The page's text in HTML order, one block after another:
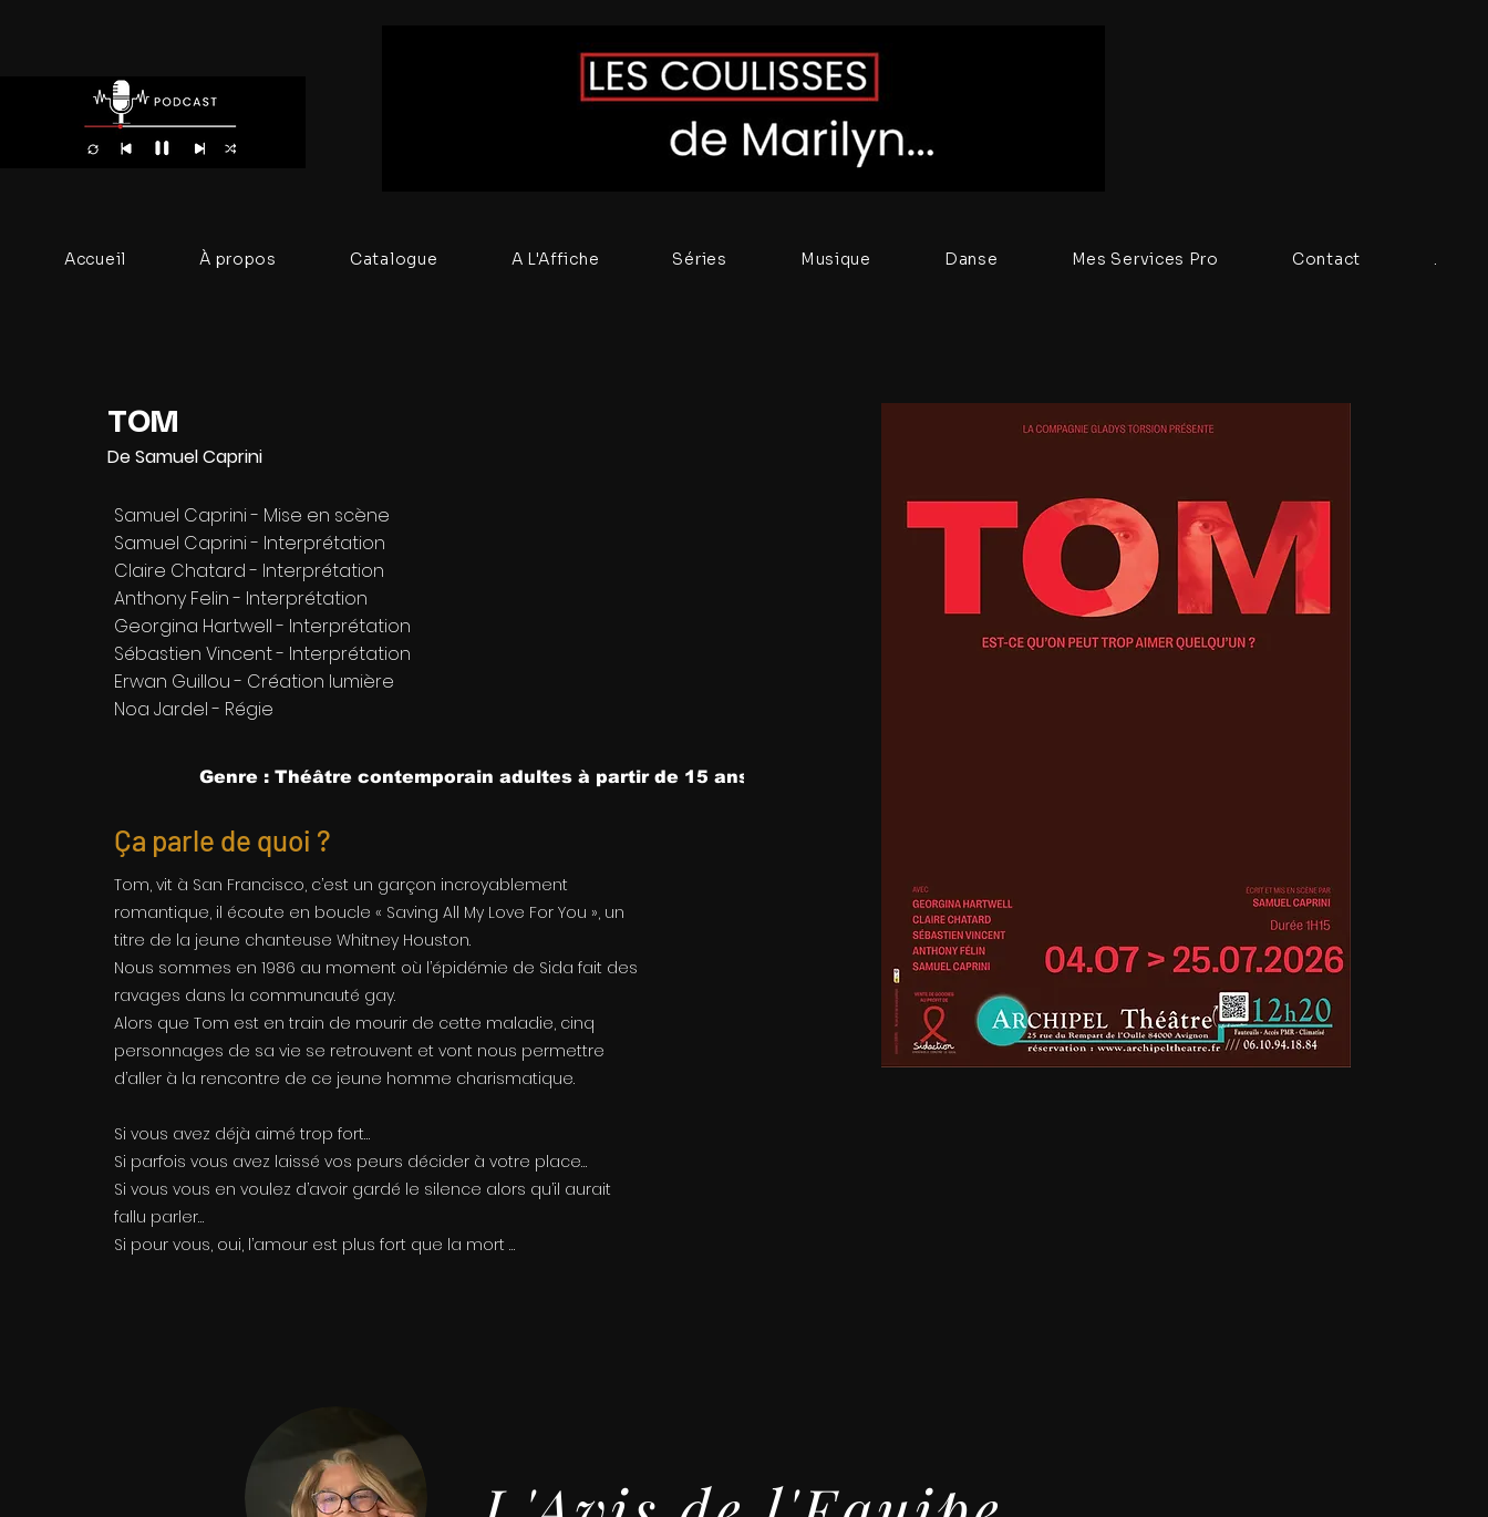
Accueil À propos Catalogue A L'Affiche Séries Musique Danse Mes Services Pro Contact .
TOM
De Samuel Caprini
Samuel Caprini - Mise en scène
Samuel Caprini - Interprétation
Claire Chatard - Interprétation
Anthony Felin - Interprétation
Georgina Hartwell - Interprétation
Sébastien Vincent - Interprétation
Erwan Guillou - Création lumière
Noa Jardel - Régie
Genre : Théâtre contemporain adultes à partir de 15 ans
Ça parle de quoi ?
Tom, vit à San Francisco, c’est un garçon incroyablement
romantique, il écoute en boucle « Saving All My Love For You », un
titre de la jeune chanteuse Whitney Houston.
Nous sommes en 1986 au moment où l’épidémie de Sida fait des
ravages dans la communauté gay.
Alors que Tom est en train de mourir de cette maladie, cinq
personnages de sa vie se retrouvent et vont nous permettre
d’aller à la rencontre de ce jeune homme charismatique.
Si vous avez déjà aimé trop fort…
Si parfois vous avez laissé vos peurs décider à votre place…
Si vous vous en voulez d’avoir gardé le silence alors qu’il aurait
fallu parler…
Si pour vous, oui, l’amour est plus fort que la mort …